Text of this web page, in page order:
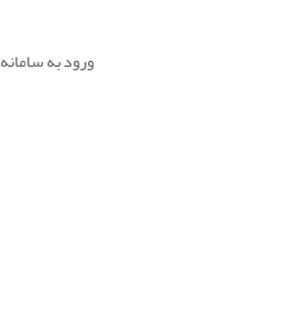
ورود به سامانه